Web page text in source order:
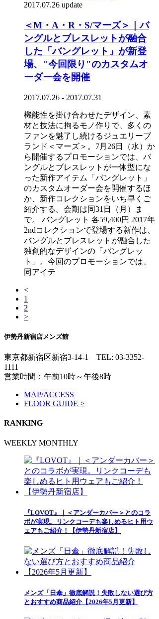
2017.07.26 update
＜M・A・R・S/マーズ＞｜バ
ングルとブレスレットが融合
した「バングレット」が新登
場、"今回限り"のカスタムオ
ーダー会を開催
2017.07.26 - 2017.07.31
機能性を掛け合わせたデザイン、素
材と技法に拘るモノ作りで、多くの
ファンを魅了し続けるジュエリーブ
ランド＜マーズ＞。7月26日（水）か
ら開催するプロモーションでは、バ
ングルとブレスレットが一体型にな
った新作アイテム「バングレット」
のカスタムオーダー会を開催するほ
か、新作コレクションをいち早くご
紹介する。会期は同31日（月）ま
で。 バングレット 各59,400円 2017年
2ndコレクションで登場する新作は、
バングルとブレスレットが融合した
独創的なデザインの「バングレッ
ト」。今回のプロモーションでは、
同アイテ
<
1
2
>
伊勢丹新宿店メンズ館
東京都新宿区新宿3-14-1 TEL: 03-3352-
1111
営業時間：午前10時～午後8時
MAP/ACCESS
FLOOR GUIDE >
RANKING
WEEKLY MONTHLY
『LOVOT』｜＜アンダーカバー＞とのコラ
ボが実現。リンクコーデも楽しめるヒト用ウ
ェアもご紹介！【伊勢丹新宿店】
メンズ「日傘」徹底解説！失敗しない選び方
とおすすめ商品紹介【2026年5月更新】